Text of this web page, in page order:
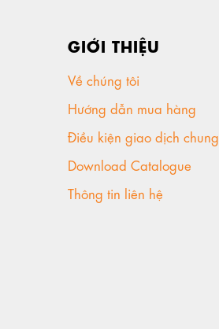
GIỚI THIỆU
Về chúng tôi
Hướng dẫn mua hàng
Điều kiện giao dịch chung
Download Catalogue
Thông tin liên hệ